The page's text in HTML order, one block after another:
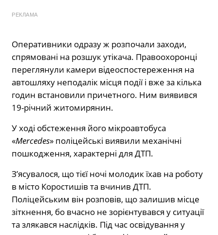
РЕКЛАМА
Оперативники одразу ж розпочали заходи,
спрямовані на розшук утікача. Правоохоронці
переглянули камери відеоспостереження на
автошляху неподалік місця події і вже за кілька
годин встановили причетного. Ним виявився
19-річний житомирянин.
У ході обстеження його мікроавтобуса
«Mercedes» поліцейські виявили механічні
пошкодження, характерні для ДТП.
З’ясувалося, що тієї ночі молодик їхав на роботу
в місто Коростишів та вчинив ДТП.
Поліцейським він розповів, що залишив місце
зіткнення, бо вчасно не зорієнтувався у ситуації
та злякався наслідків. Під час освідування у